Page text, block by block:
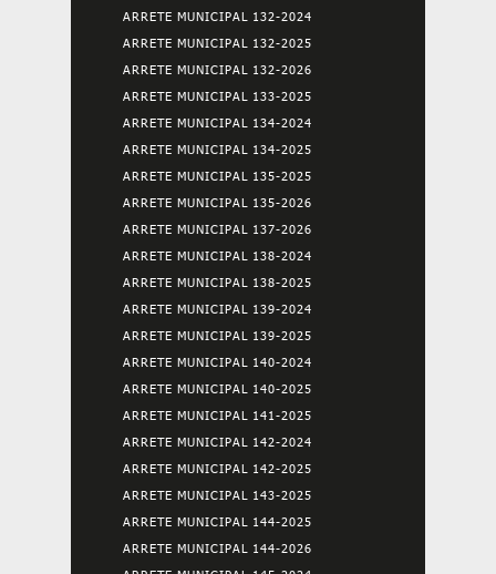
ARRETE MUNICIPAL 132-2024
ARRETE MUNICIPAL 132-2025
ARRETE MUNICIPAL 132-2026
ARRETE MUNICIPAL 133-2025
ARRETE MUNICIPAL 134-2024
ARRETE MUNICIPAL 134-2025
ARRETE MUNICIPAL 135-2025
ARRETE MUNICIPAL 135-2026
ARRETE MUNICIPAL 137-2026
ARRETE MUNICIPAL 138-2024
ARRETE MUNICIPAL 138-2025
ARRETE MUNICIPAL 139-2024
ARRETE MUNICIPAL 139-2025
ARRETE MUNICIPAL 140-2024
ARRETE MUNICIPAL 140-2025
ARRETE MUNICIPAL 141-2025
ARRETE MUNICIPAL 142-2024
ARRETE MUNICIPAL 142-2025
ARRETE MUNICIPAL 143-2025
ARRETE MUNICIPAL 144-2025
ARRETE MUNICIPAL 144-2026